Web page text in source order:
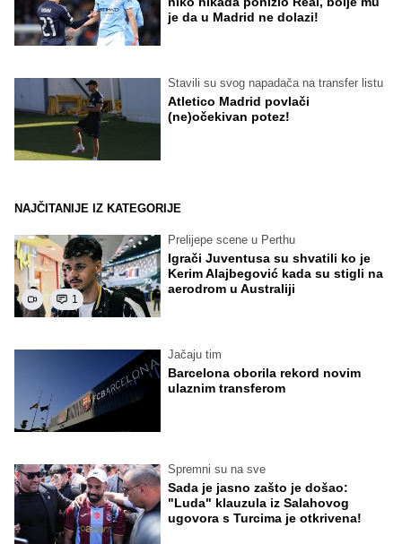
je da u Madrid ne dolazi!
Stavili su svog napadača na transfer listu
Atletico Madrid povlači
(ne)očekivan potez!
NAJČITANIJE IZ KATEGORIJE
1
Prelijepe scene u Perthu
Igrači Juventusa su shvatili ko je
Kerim Alajbegović kada su stigli na
aerodrom u Australiji
Jačaju tim
Barcelona oborila rekord novim
ulaznim transferom
Spremni su na sve
Sada je jasno zašto je došao:
"Luda" klauzula iz Salahovog
ugovora s Turcima je otkrivena!